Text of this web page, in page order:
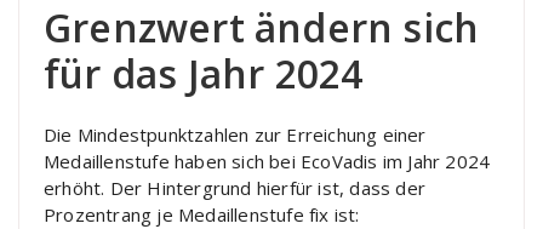
Grenzwert ändern sich
für das Jahr 2024
Die Mindestpunktzahlen zur Erreichung einer
Medaillenstufe haben sich bei EcoVadis im Jahr 2024
erhöht. Der Hintergrund hierfür ist, dass der
Prozentrang je Medaillenstufe fix ist: